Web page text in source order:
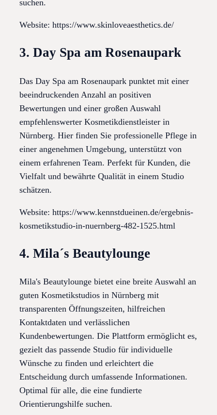
suchen.
Website: https://www.skinloveaesthetics.de/
3. Day Spa am Rosenaupark
Das Day Spa am Rosenaupark punktet mit einer
beeindruckenden Anzahl an positiven
Bewertungen und einer großen Auswahl
empfehlenswerter Kosmetikdienstleister in
Nürnberg. Hier finden Sie professionelle Pflege in
einer angenehmen Umgebung, unterstützt von
einem erfahrenen Team. Perfekt für Kunden, die
Vielfalt und bewährte Qualität in einem Studio
schätzen.
Website: https://www.kennstdueinen.de/ergebnis-
kosmetikstudio-in-nuernberg-482-1525.html
4. Mila´s Beautylounge
Mila's Beautylounge bietet eine breite Auswahl an
guten Kosmetikstudios in Nürnberg mit
transparenten Öffnungszeiten, hilfreichen
Kontaktdaten und verlässlichen
Kundenbewertungen. Die Plattform ermöglicht es,
gezielt das passende Studio für individuelle
Wünsche zu finden und erleichtert die
Entscheidung durch umfassende Informationen.
Optimal für alle, die eine fundierte
Orientierungshilfe suchen.